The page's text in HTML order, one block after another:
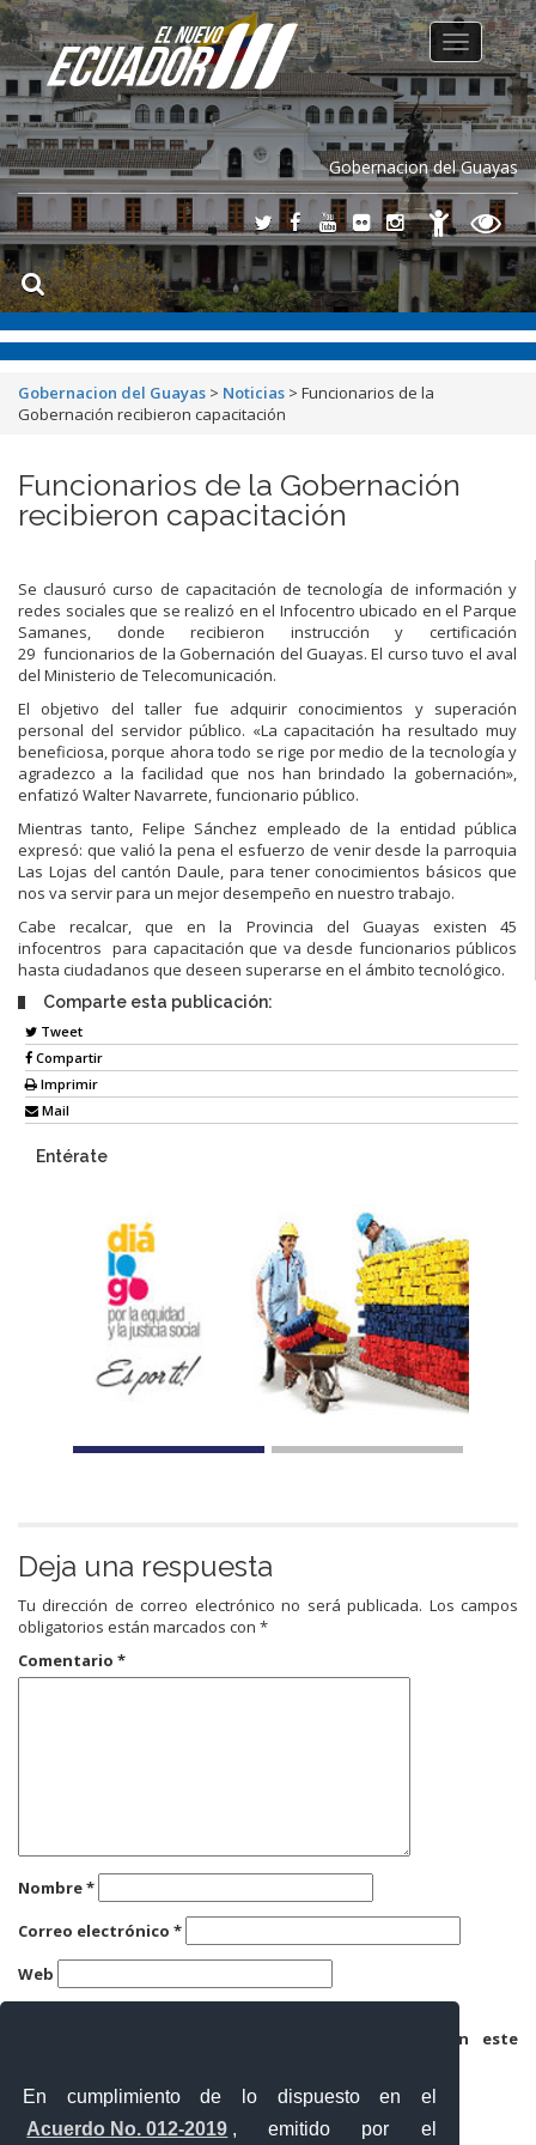
En cumplimiento de lo dispuesto en el
Acuerdo No. 012-2019 , emitido por el
Gobernacion del Guayas
Toggle
navigation
Gobernacion del Guayas > Noticias > Funcionarios de la
Gobernación recibieron capacitación
Funcionarios de la Gobernación
recibieron capacitación
Se clausuró curso de capacitación de tecnología de información y
redes sociales que se realizó en el Infocentro ubicado en el Parque
Samanes, donde recibieron instrucción y certificación
29 funcionarios de la Gobernación del Guayas. El curso tuvo el aval
del Ministerio de Telecomunicación.
El objetivo del taller fue adquirir conocimientos y superación
personal del servidor público. «La capacitación ha resultado muy
beneficiosa, porque ahora todo se rige por medio de la tecnología y
agradezco a la facilidad que nos han brindado la gobernación»,
enfatizó Walter Navarrete, funcionario público.
Mientras tanto, Felipe Sánchez empleado de la entidad pública
expresó: que valió la pena el esfuerzo de venir desde la parroquia
Las Lojas del cantón Daule, para tener conocimientos básicos que
nos va servir para un mejor desempeño en nuestro trabajo.
Cabe recalcar, que en la Provincia del Guayas existen 45
infocentros para capacitación que va desde funcionarios públicos
hasta ciudadanos que deseen superarse en el ámbito tecnológico.
Comparte esta publicación:
Tweet
Compartir
Imprimir
Mail
Entérate
Deja una respuesta
Tu dirección de correo electrónico no será publicada. Los campos
obligatorios están marcados con *
Comentario *
Nombre*
Correo electrónico *
Web
Guarda mi nombre, correo electrónico y web en este